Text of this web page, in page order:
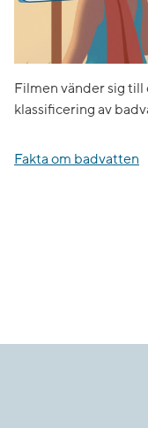
Filmen vänder sig till
klassificering av
Fakta om badvatten